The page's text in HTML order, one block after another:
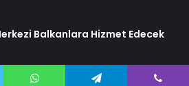
Balkanlara Hizmet Edecek